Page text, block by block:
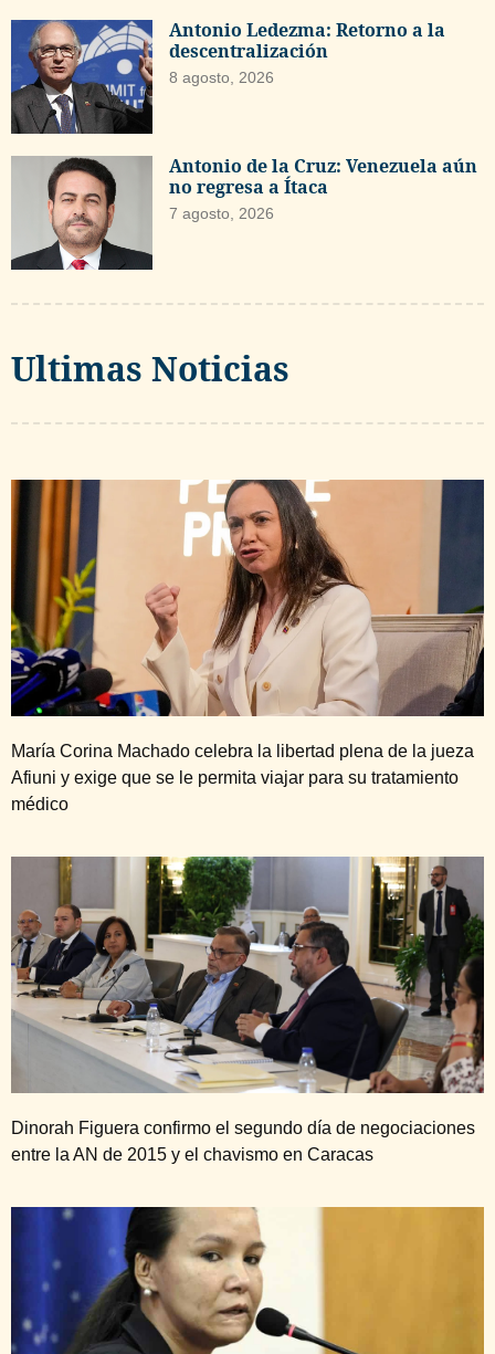
Antonio Ledezma: Retorno a la
descentralización
8 agosto, 2026
Antonio de la Cruz: Venezuela aún
no regresa a Ítaca
7 agosto, 2026
Ultimas Noticias
María Corina Machado celebra la libertad plena de la jueza
Afiuni y exige que se le permita viajar para su tratamiento
médico
Dinorah Figuera confirmo el segundo día de negociaciones
entre la AN de 2015 y el chavismo en Caracas